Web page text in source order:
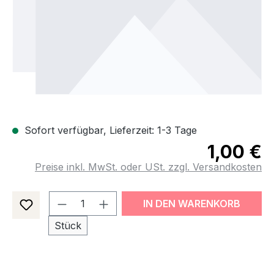
Sofort verfügbar, Lieferzeit: 1-3 Tage
1,00 €
Preise inkl. MwSt. oder USt. zzgl. Versandkosten
Produkt Anzahl: Gib den
Stück
IN DEN WARENKORB